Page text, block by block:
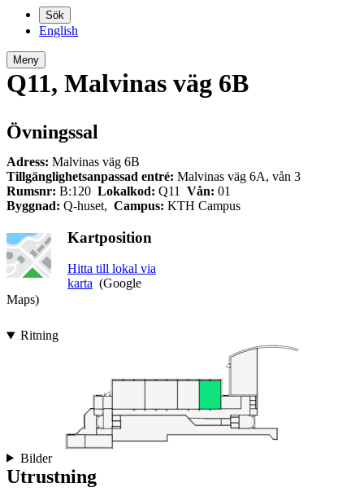
Sök
English
Meny
Q11, Malvinas väg 6B
Övningssal
Adress: Malvinas väg 6B
Tillgänglighetsanpassad entré: Malvinas väg 6A, vån 3
Rumsnr: B:120 Lokalkod: Q11 Vån: 01
Byggnad: Q-huset, Campus: KTH Campus
Kartposition
Hitta till lokal via
karta (Google
Maps)
Ritning
Bilder
Utrustning